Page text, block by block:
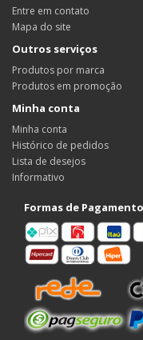
Entre em contato
Mapa do site
Outros serviços
Produtos por marca
Produtos em promoção
Minha conta
Minha conta
Histórico de pedidos
Lista de desejos
Informativo
Formas de Pagamento